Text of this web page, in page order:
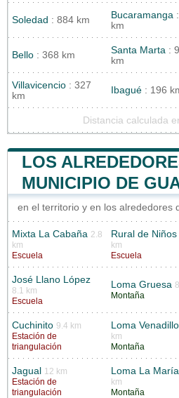
Soledad : 884 km Bucaramanga
km
Bello : 368 km Santa Marta :
km
Villavicencio : 327
km
Ibagué : 196
Distancia calculada
LOS
MUNICIPIO DE
en el territorio y en los alrededores
Mixta La Cabaña 2.8
km
Escuela
Rural de Niños
km
Escuela
José Llano López
8.1 km
Escuela
Loma Gruesa
Montaña
Cuchinito 9.4 km
Estación de
triangulación
Loma Venadillo
km
Montaña
Jagual
12 km
Estación de
triangulación
Loma La María
km
Montaña